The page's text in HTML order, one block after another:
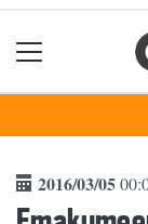
2016/03/05